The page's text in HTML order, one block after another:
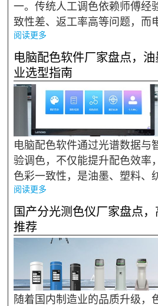
一。传统人工调色依赖师傅经
致性差、返工率高等问题，而
谱数据计算配方，能大幅提升
性，已成为涂料企业降本增效
年，市场上的配色软件品牌...
阅读更多
电脑配色软件厂家盘点，
业选型指南
电脑配色软件通过光谱数据与
验调色，不仅能提升配色效率
色彩一致性，是油墨、塑料、
的重要生产工具。不同行业的
与工艺要求差异很大：油墨注
性，塑料关注高温成型...
阅读更多
国产分光测色仪厂家盘点
推荐
随着国内制造业的品质升级，